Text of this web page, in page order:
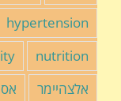
hypertension
nutrition
אלצהיימר